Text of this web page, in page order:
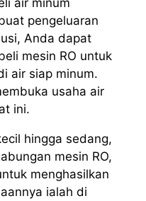
pengeluaran
Anda dapat
mesin RO untuk
air siap minum.
usaha air
ini.
hingga sedang,
mesin RO,
menghasilkan
ialah di